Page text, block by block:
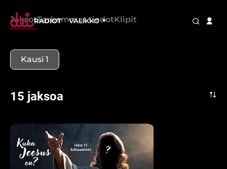
RADIOT VALIKKO
JaksotTarkemmat tiedotKlipit
Kausi 1
15 jaksoa